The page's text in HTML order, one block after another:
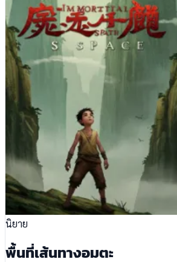
นิยาย
พื้นที่เส้นทางอมตะ